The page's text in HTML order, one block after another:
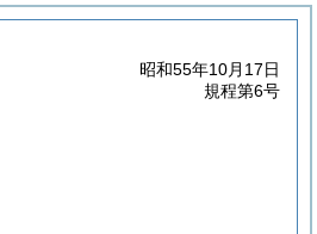
昭和55年10月17日
規程第6号